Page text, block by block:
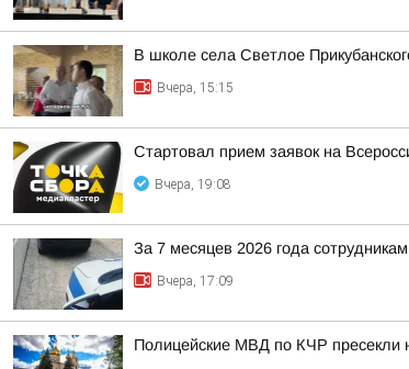
В школе села Светлое
Вчера, 15:15
Стартовал прием заявок на
Вчера, 19:08
За 7 месяцев 2026 года
Вчера, 17:09
Полицейские МВД по КЧР пресекли